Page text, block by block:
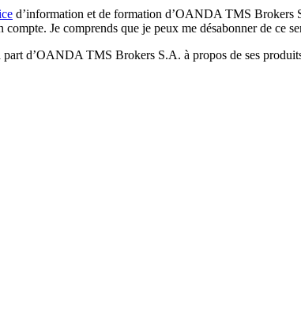
d’information et de formation d’OANDA TMS Brokers
Je comprends que je peux me désabonner de ce
d’OANDA TMS Brokers S.A. à propos de ses